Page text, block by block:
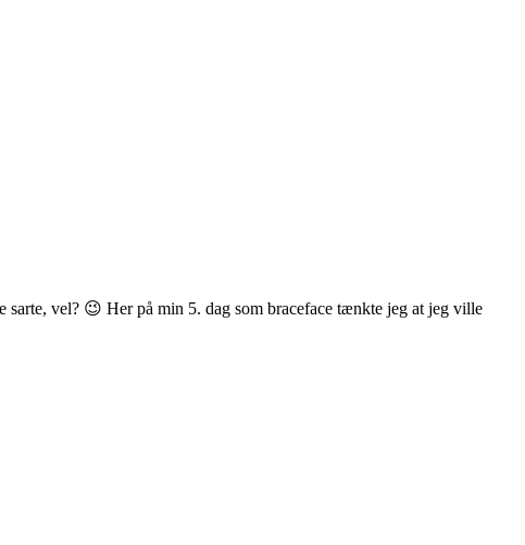
vel? 😉 Her på min 5. dag som braceface tænkte jeg at jeg ville